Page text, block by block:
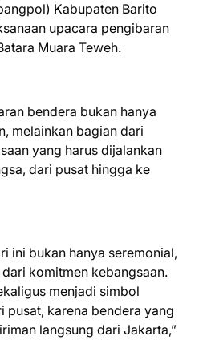
Kabupaten Barito
upacara pengibaran
Muara Teweh.
bendera bukan hanya
melainkan bagian dari
yang harus dijalankan
dari pusat hingga ke
ini bukan hanya seremonial,
komitmen kebangsaan.
menjadi simbol
pusat, karena bendera yang
langsung dari Jakarta,”